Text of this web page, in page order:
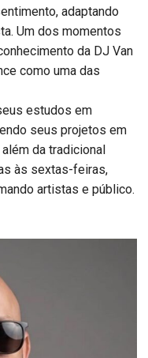
adaptando
Um dos momentos
da DJ Van
como uma das
estudos em
seus projetos em
da tradicional
às sextas-feiras,
artistas e público.